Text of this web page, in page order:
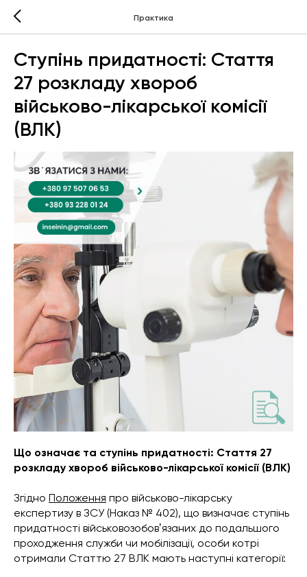
Практика
Ступінь придатності: Стаття
27 розкладу хвороб
військово-лікарської комісії
(ВЛК)
Що означає та ступінь придатності: Стаття 27
розкладу хвороб військово-лікарської комісії (ВЛК)
Згідно Положення про військово-лікарську
експертизу в ЗСУ(Наказ № 402), що визначає ступінь
придатності військовозобовʼязаних до подальшого
проходження служби чи мобілізації, особи котрі
отримали Статтю 27 ВЛК мають наступні категорії: